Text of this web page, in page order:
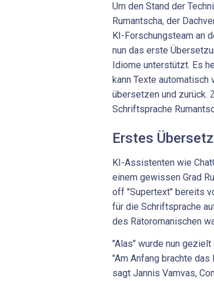
Um den Stand der
Rumantscha, der
KI-Forschungsteam an
nun das erste
Idiome unterstützt. Es
kann Texte
übersetzen und zurück.
Schriftsprache
Erstes
KI-Assistenten wie
einem gewissen Grad
off "Supertext" bereits
für die Schriftsprache
des Rätoromanischen
"Alas" wurde nun
"Am Anfang brachte
sagt Jannis Vamvas,